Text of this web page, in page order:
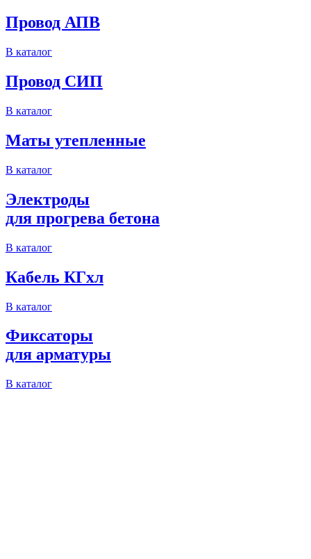
Провод АПВ
В каталог
Провод СИП
В каталог
Маты утепленные
В каталог
Электроды
для прогрева бетона
В каталог
Кабель КГхл
В каталог
Фиксаторы
для арматуры
В каталог